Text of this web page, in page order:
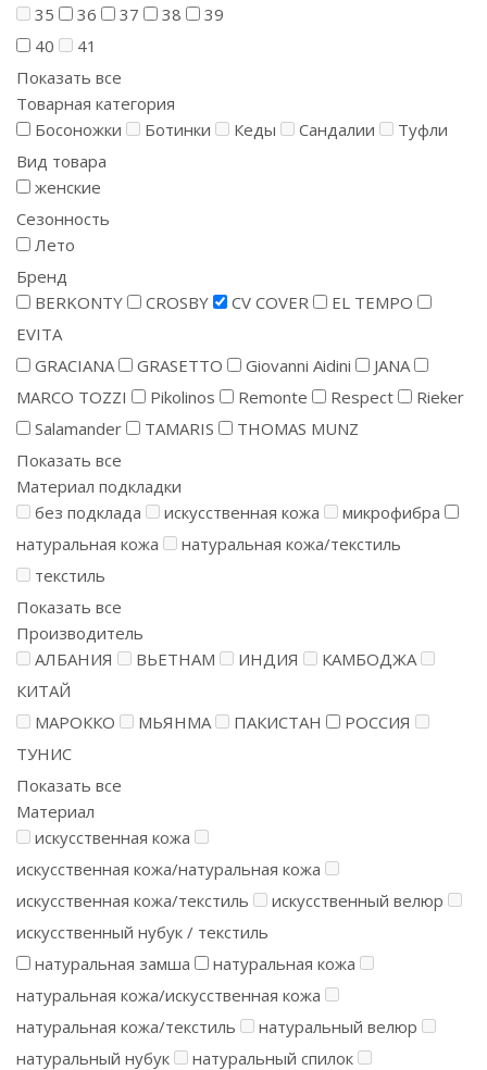
35 36 37 38
39
40
41
Показать все
Товарная категория
Босоножки
Ботинки Кеды Сандалии
Туфли
Вид товара
женские
Сезонность
Лето
Бренд
BERKONTY
CROSBY CV COVER
EL TEMPO
EVITA
GRACIANA
GRASETTO Giovanni Aidini
JANA
MARCO TOZZI
Pikolinos Remonte Respect
Rieker
Salamander
TAMARIS
THOMAS MUNZ
Показать все
Материал подкладки
без подклада
искусственная кожа
микрофибра
натуральная кожа
натуральная кожа/текстиль
текстиль
Показать все
Производитель
АЛБАНИЯ
ВЬЕТНАМ ИНДИЯ
КАМБОДЖА
КИТАЙ
МАРОККО
МЬЯНМА ПАКИСТАН
РОССИЯ
ТУНИС
Показать все
Материал
искусственная кожа
искусственная кожа/натуральная кожа
искусственная кожа/текстиль
искусственный велюр
искусственный нубук / текстиль
натуральная замша
натуральная кожа
натуральная кожа/искусственная кожа
натуральная кожа/текстиль
натуральный велюр
натуральный нубук
натуральный спилок